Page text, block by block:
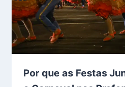
Por que as Festas